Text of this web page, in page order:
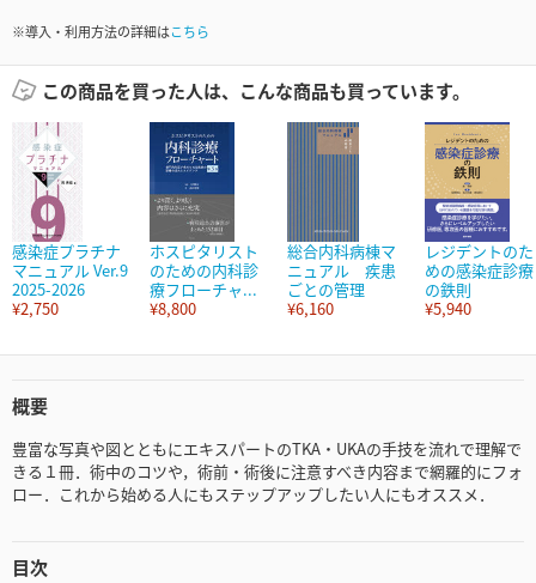
※導入・利用方法の詳細はこちら
この商品を買った人は、こんな商品も買っています。
感染症プラチナ
マニュアル Ver.9
2025-2026
¥2,750
ホスピタリスト
のための内科診
療フローチャ...
¥8,800
総合内科病棟マ
ニュアル 疾患
ごとの管理
¥6,160
レジデントのた
めの感染症診療
の鉄則
¥5,940
概要
豊富な写真や図とともにエキスパートのTKA・UKAの手技を流れで理解で
きる１冊．術中のコツや，術前・術後に注意すべき内容まで網羅的にフォ
ロー．これから始める人にもステップアップしたい人にもオススメ．
目次